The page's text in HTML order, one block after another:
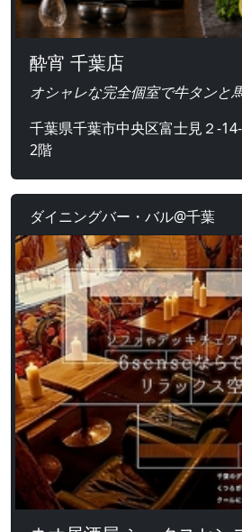
酔宵 千葉店
オシャレな完全個室で牛タンと
千葉県千葉市中央区富士見２-
2階
ダイニングバー・バル@千葉